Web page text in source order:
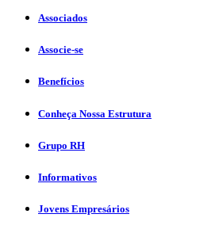
Associados
Associe-se
Benefícios
Conheça Nossa Estrutura
Grupo RH
Informativos
Jovens Empresários